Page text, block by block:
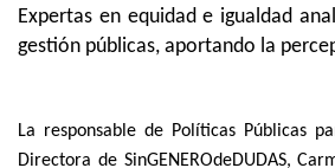
Expertas en equidad e igualdad
gestión públicas, aportando la
La responsable de Políticas Públicas
Directora de SinGENEROdeDUDAS,